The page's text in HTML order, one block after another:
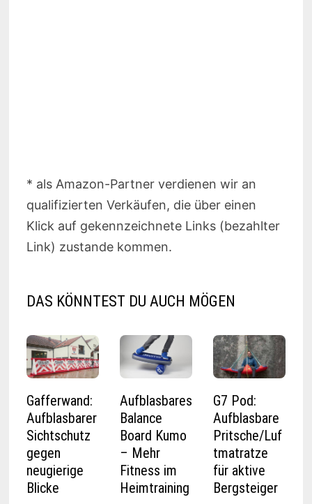
* als Amazon-Partner verdienen wir an
qualifizierten Verkäufen, die über einen
Klick auf gekennzeichnete Links (bezahlter
Link) zustande kommen.
DAS KÖNNTEST DU AUCH MÖGEN
Gafferwand:
Aufblasbarer
Sichtschutz
gegen
neugierige
Blicke
Aufblasbares
Balance
Board Kumo
– Mehr
Fitness im
Heimtraining
G7 Pod:
Aufblasbare
Pritsche/Luf
tmatratze
für aktive
Bergsteiger